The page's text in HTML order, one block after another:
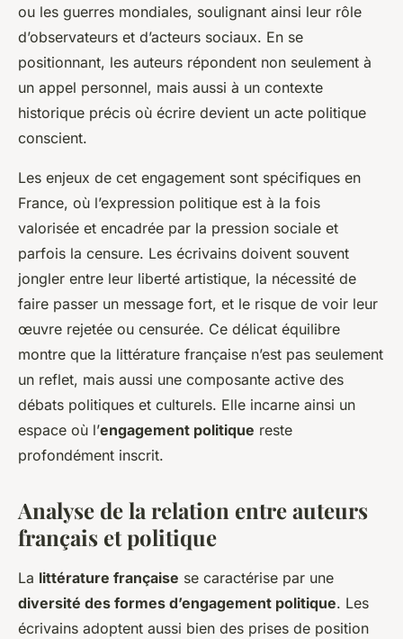
ou les guerres mondiales, soulignant ainsi leur rôle
d’observateurs et d’acteurs sociaux. En se
positionnant, les auteurs répondent non seulement à
un appel personnel, mais aussi à un contexte
historique précis où écrire devient un acte politique
conscient.
Les enjeux de cet engagement sont spécifiques en
France, où l’expression politique est à la fois
valorisée et encadrée par la pression sociale et
parfois la censure. Les écrivains doivent souvent
jongler entre leur liberté artistique, la nécessité de
faire passer un message fort, et le risque de voir leur
œuvre rejetée ou censurée. Ce délicat équilibre
montre que la littérature française n’est pas seulement
un reflet, mais aussi une composante active des
débats politiques et culturels. Elle incarne ainsi un
espace où l’engagement politique reste
profondément inscrit.
Analyse de la relation entre auteurs
français et politique
La littérature française se caractérise par une
diversité des formes d’engagement politique. Les
écrivains adoptent aussi bien des prises de position